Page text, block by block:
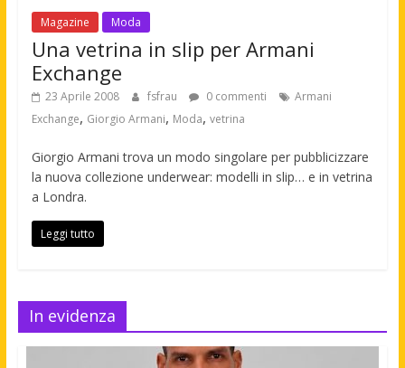
Magazine Moda
Una vetrina in slip per Armani
Exchange
23 Aprile 2008 fsfrau 0 commenti
Armani
Exchange, Giorgio Armani, Moda, vetrina
Giorgio Armani trova un modo singolare per pubblicizzare
la nuova collezione underwear: modelli in slip… e in vetrina
a Londra.
Leggi tutto
In evidenza